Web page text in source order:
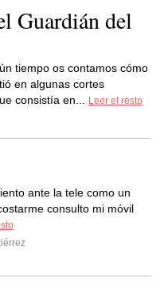
Guardián del
tiempo os contamos cómo
en algunas cortes
consistía en...
Leer el resto
ante la tele como un
consulto mi móvil